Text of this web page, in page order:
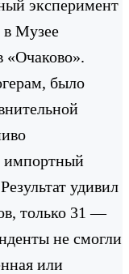
эксперимент
в Музее
«Очаково».
было
импортный
удивил
только 31 —
не смогли
или